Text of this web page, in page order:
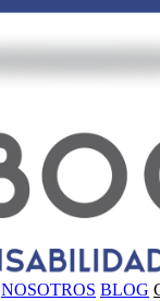
NOSOTROS BLOG